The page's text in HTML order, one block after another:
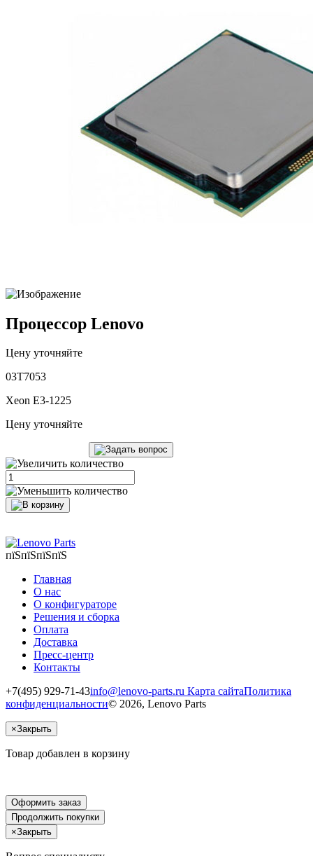
Процессор Lenovo
Цену уточняйте
03T7053
Xeon E3-1225
Цену уточняйте
пїЅпїЅпїЅпїЅ
Главная
О нас
О конфигураторе
Решения и сборка
Оплата
Доставка
Пресс-центр
Контакты
+7(495) 929-71-43info@lenovo-parts.ru Карта сайтаПолитика
конфиденциальности© 2026, Lenovo Parts
×Закрыть
Товар добавлен в корзину
Оформить заказ
Продолжить покупки
×Закрыть